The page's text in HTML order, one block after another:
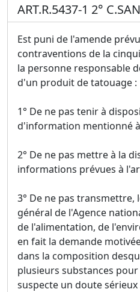
ART.R.5437-1 2°
Est puni de l'amende
contraventions de la
la personne responsable
d'un produit de tatouage :
1° De ne pas tenir à
d'information mentionné à
2° De ne pas mettre à la
informations prévues à
3° De ne pas
général de l'Agence
de l'alimentation, de
en fait la demande
dans la composition
plusieurs substances
suspecte un doute